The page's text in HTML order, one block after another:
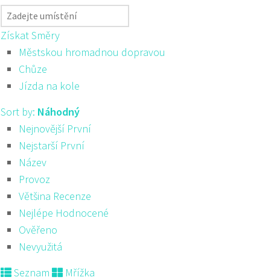
Získat Směry
Městskou hromadnou dopravou
Chůze
Jízda na kole
Sort by: Náhodný
Nejnovější První
Nejstarší První
Název
Provoz
Většina Recenze
Nejlépe Hodnocené
Ověřeno
Nevyužitá
Seznam
Mřížka